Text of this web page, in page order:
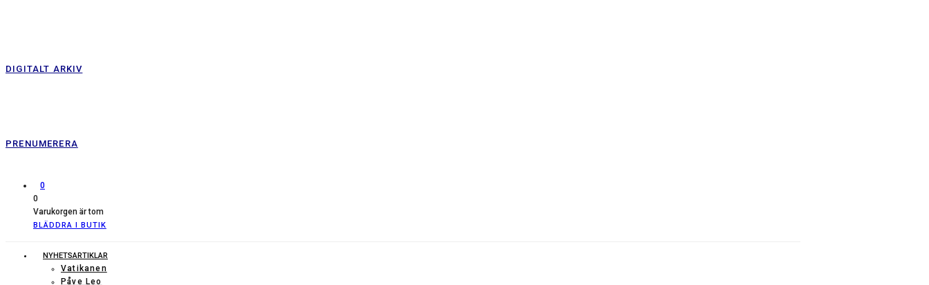
DIGITALT ARKIV
PRENUMERERA
0
0
Varukorgen är tom
BLÄDDRA I BUTIK
NYHETSARTIKLAR
Vatikanen
Påve Leo